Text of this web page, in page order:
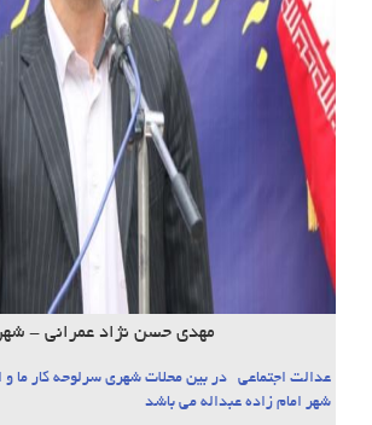
مهدی حسن نژاد عمرانی -
عدالت اجتماعی در بین محلات شهری سرلوحه کار ما
شهر امام زاده عبداله می باشد